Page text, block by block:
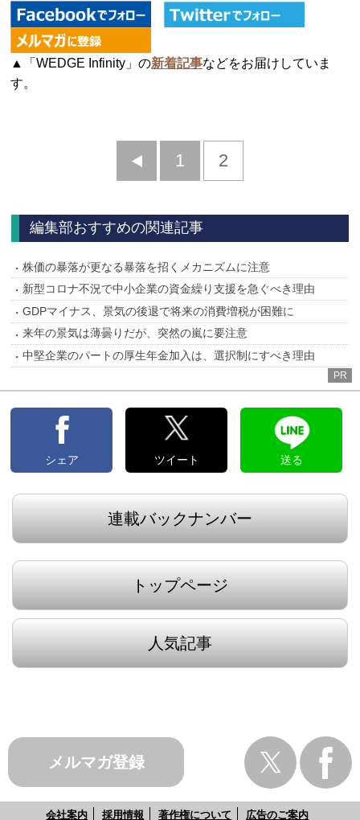
▲「WEDGE Infinity」の新着記事などをお届けしていま
す。
前
1 2
編集部おすすめの関連記事
株価の暴落が更なる暴落を招くメカニズムに注意
新型コロナ不況で中小企業の資金繰り支援を急ぐべき理由
GDPマイナス、景気の後退で将来の消費増税が困難に
来年の景気は薄曇りだが、突然の嵐に要注意
中堅企業のパートの厚生年金加入は、選択制にすべき理由
PR
シェア ツイート 送る
連載バックナンバー
トップページ
人気記事
メルマガ登録
会社案内 採用情報 著作権について 広告のご案内